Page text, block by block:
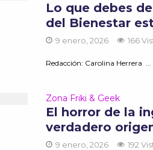
Lo que debes
del Bienestar
9 enero, 2026 166
Redacción: Carolina Herrera ...
Zona Friki & Geek
El horror de la
verdadero
9 enero, 2026 192